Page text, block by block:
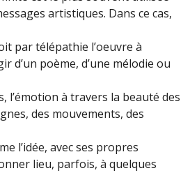
artistiques. Dans ce cas,
par télépathie l’oeuvre à
d’un poème, d’une mélodie ou
l’émotion à travers la beauté des
des mouvements, des
l’idée, avec ses propres
lieu, parfois, à quelques